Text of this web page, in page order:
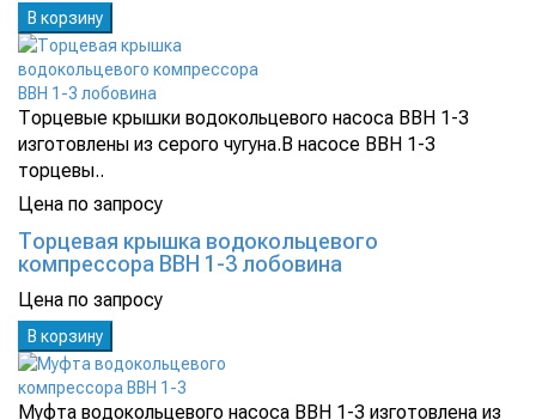
В корзину
Торцевые крышки водокольцевого насоса ВВН 1-3
изготовлены из серого чугуна.В насосе ВВН 1-3
торцевы..
Цена по запросу
Торцевая крышка водокольцевого
компрессора ВВН 1-3 лобовина
Цена по запросу
В корзину
Муфта водокольцевого насоса ВВН 1-3 изготовлена из